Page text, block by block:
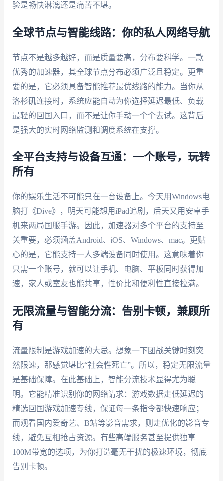
验是畅快淋漓还是痛苦不堪。
全球节点与智能线路：你的私人网络导航
节点不是越多越好，而是质量要高，分布要科学。一款
优秀的加速器，其全球节点分布必须广泛且稳定。更重
要的是，它必须具备智能推荐最优线路的能力。当你从
洛杉矶连接时，系统应能自动为你选择延迟最低、负载
最轻的回国入口，而不是让你手动一个个去试。这背后
是强大的实时网络监测和调度系统在支撑。
全平台支持与设备互通：一个账号，玩转
所有
你的娱乐生活不可能只在一台设备上。今天用Windows电
脑打《Dive》，明天可能想用iPad追剧，后天又用安卓手
机来两局国服手游。因此，加速器对多个平台的支持至
关重要，必须涵盖Android、iOS、Windows、mac。更贴
心的是，它能支持一人多端设备同时使用。这意味着你
只需一个账号，就可以让手机、电脑、平板同时获得加
速，家人或室友也能共享，性价比和便利性直接拉满。
无限流量与智能分流：告别卡顿，兼顾所
有
流量限制是游戏加速的大忌。想象一下团战关键时刻突
然限速，那感觉堪比“社会性死亡”。所以，稳定无限流量
是基础保障。在此基础上，智能分流技术显得尤为聪
明。它能精准识别你的网络请求：游戏数据走低延迟的
精选回国游戏加速专线，保证每一条指令都快速响应；
而观看国内爱奇艺、B站等影音需求，则走优化的影音专
线，避免互相抢占资源。有些高端服务甚至提供独享
100M带宽的选项，为你打造毫无干扰的极速环境，彻底
告别卡顿。